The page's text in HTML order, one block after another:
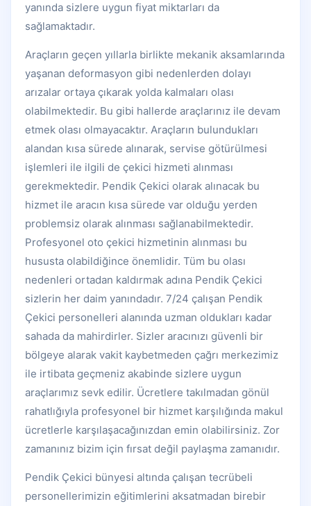
yanında sizlere uygun fiyat miktarları da
sağlamaktadır.
Araçların geçen yıllarla birlikte mekanik aksamlarında
yaşanan deformasyon gibi nedenlerden dolayı
arızalar ortaya çıkarak yolda kalmaları olası
olabilmektedir. Bu gibi hallerde araçlarınız ile devam
etmek olası olmayacaktır. Araçların bulundukları
alandan kısa sürede alınarak, servise götürülmesi
işlemleri ile ilgili de çekici hizmeti alınması
gerekmektedir. Pendik Çekici olarak alınacak bu
hizmet ile aracın kısa sürede var olduğu yerden
problemsiz olarak alınması sağlanabilmektedir.
Profesyonel oto çekici hizmetinin alınması bu
hususta olabildiğince önemlidir. Tüm bu olası
nedenleri ortadan kaldırmak adına Pendik Çekici
sizlerin her daim yanındadır. 7/24 çalışan Pendik
Çekici personelleri alanında uzman oldukları kadar
sahada da mahirdirler. Sizler aracınızı güvenli bir
bölgeye alarak vakit kaybetmeden çağrı merkezimiz
ile irtibata geçmeniz akabinde sizlere uygun
araçlarımız sevk edilir. Ücretlere takılmadan gönül
rahatlığıyla profesyonel bir hizmet karşılığında makul
ücretlerle karşılaşacağınızdan emin olabilirsiniz. Zor
zamanınız bizim için fırsat değil paylaşma zamanıdır.
Pendik Çekici bünyesi altında çalışan tecrübeli
personellerimizin eğitimlerini aksatmadan birebir